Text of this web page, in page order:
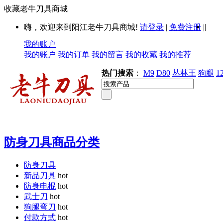
收藏老牛刀具商城
嗨，欢迎来到阳江老牛刀具商城! 请登录 | 免费注册 ||
我的账户
我的账户 我的订单 我的留言 我的收藏 我的推荐
热门搜索 ： M9 D80 丛林王 狗腿
防身刀具商品分类
防身刀具
新品刀具 hot
防身电棍 hot
武士刀 hot
狗腿弯刀 hot
付款方式 hot